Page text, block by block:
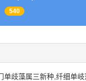
540
单歧藻属三新种,纤细单